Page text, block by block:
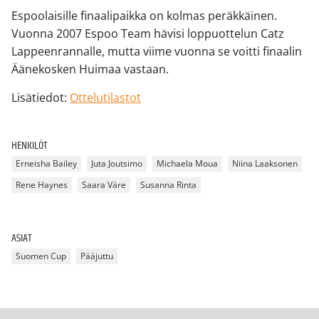
Espoolaisille finaalipaikka on kolmas peräkkäinen.
Vuonna 2007 Espoo Team hävisi loppuottelun Catz
Lappeenrannalle, mutta viime vuonna se voitti finaalin
Äänekosken Huimaa vastaan.
Lisätiedot: Ottelutilastot
HENKILÖT
Erneisha Bailey Juta Joutsimo Michaela Moua
Niina Laaksonen
Rene Haynes
Saara Väre Susanna Rinta
ASIAT
Suomen Cup Pääjuttu